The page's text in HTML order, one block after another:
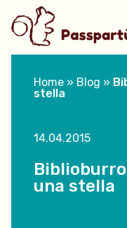
Home » Blog »
stella
14.04.2015
una stella